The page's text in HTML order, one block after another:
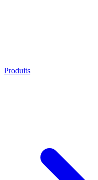
Produits